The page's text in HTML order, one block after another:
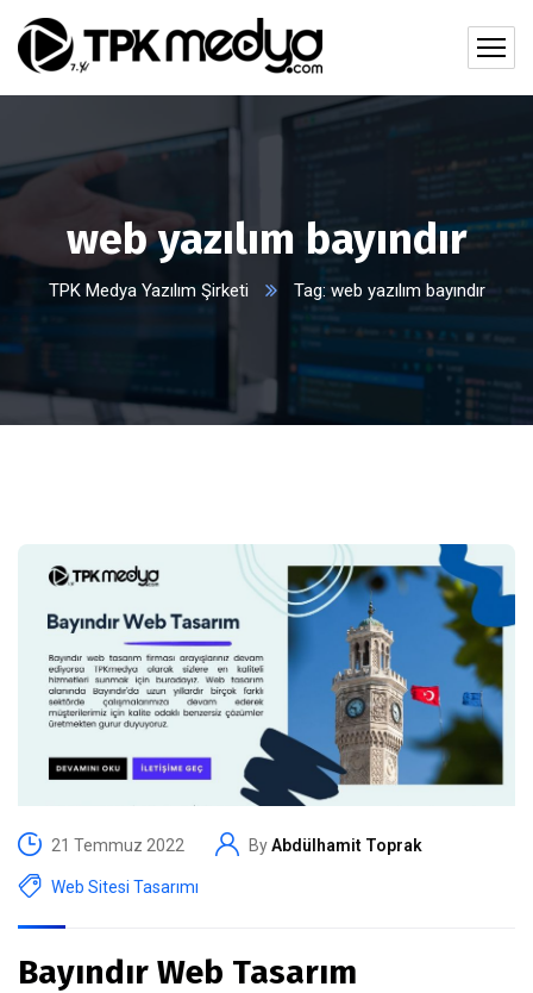
web yazılım bayındır
TPK Medya Yazılım Şirketi Tag: web yazılım bayındır
21 Temmuz 2022 ByAbdülhamit Toprak
Web Sitesi Tasarımı
Bayındır Web Tasarım